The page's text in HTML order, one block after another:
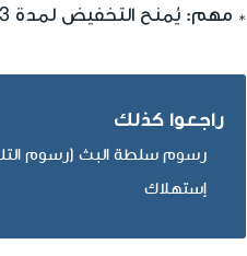
* مهم: يُمنح التخفيض لمدة 3 أشهر فقط من موعد إرسال تفاصيل الدفعات للمدينين.
راجعوا كذلك
رسوم سلطة البث (رسوم
إستهلاك